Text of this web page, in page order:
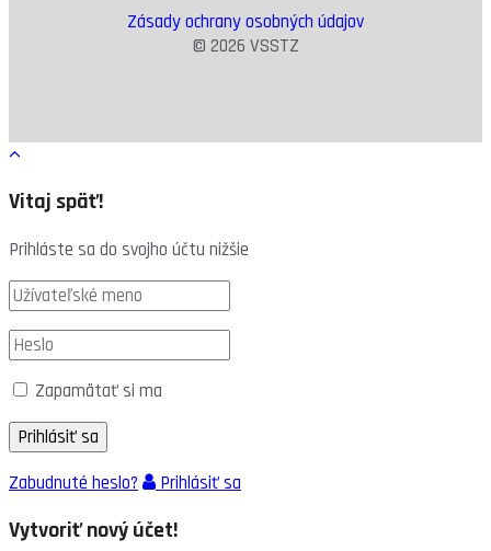
Zásady ochrany osobných údajov
© 2026 VSSTZ
Vitaj späť!
Prihláste sa do svojho účtu nižšie
Zapamätať si ma
Zabudnuté heslo? Prihlásiť sa
Vytvoriť nový účet!